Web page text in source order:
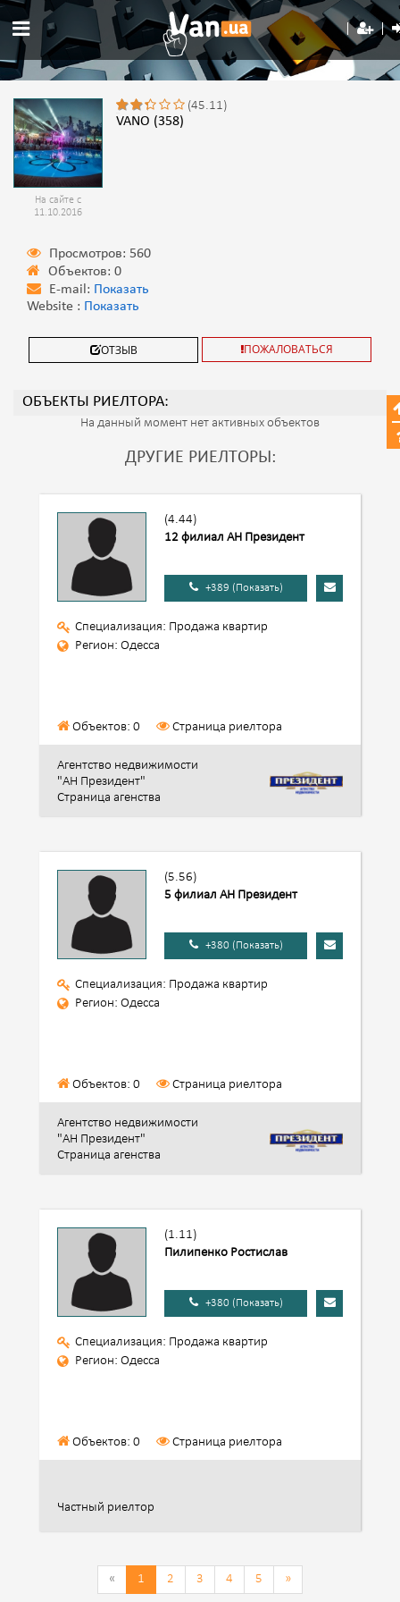
На сайте с
11.10.2016
(45.11)
VANO (358)
Просмотров: 560
Объектов: 0
E-mail: Показать
Website : Показать
ОТЗЫВ ПОЖАЛОВАТЬСЯ
ОБЪЕКТЫ РИЕЛТОРА:
На данный момент нет активных объектов
ДРУГИЕ РИЕЛТОРЫ:
(4.44)
12 филиал АН Президент
+389 (Показать)
Специализация: Продажа квартир
Регион: Одесса
Объектов: 0 Страница риелтора
Агентство недвижимости
"АН Президент"
Страница агенства
(5.56)
5 филиал АН Президент
+380 (Показать)
Специализация: Продажа квартир
Регион: Одесса
Объектов: 0 Страница риелтора
Агентство недвижимости
"АН Президент"
Страница агенства
(1.11)
Пилипенко Ростислав
+380 (Показать)
Специализация: Продажа квартир
Регион: Одесса
Объектов: 0 Страница риелтора
Частный риелтор
« 1 2 3 4 5 »